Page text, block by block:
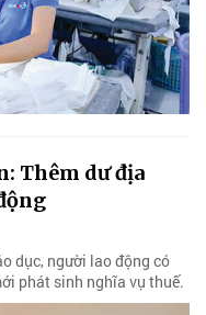
Thêm dư địa
dục, người lao động có
phát sinh nghĩa vụ thuế.